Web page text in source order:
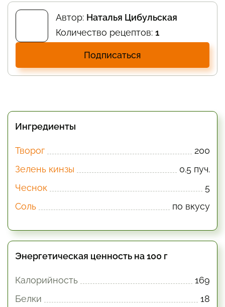
Автор: Наталья Цибульская
Количество рецептов: 1
Подписаться
Ингредиенты
Творог
200
Зелень кинзы
0.5 пуч.
Чеснок
5
Соль
по вкусу
Энергетическая ценность на 100 г
Калорийность
169
Белки
18